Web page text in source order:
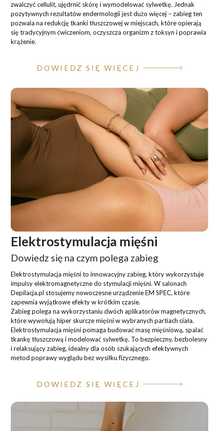
zwalczyć cellulit, ujędrnić skórę i wymodelować sylwetkę. Jednak
pozytywnych rezultatów endermologii jest dużo więcej – zabieg ten
pozwala na redukcję tkanki tłuszczowej w miejscach, które opierają
się tradycyjnym ćwiczeniom, oczyszcza organizm z toksyn i poprawia
krążenie.
DOWIEDZ SIĘ WIĘCEJ
Elektrostymulacja mięśni
Dowiedz się na czym polega zabieg
Elektrostymulacja mięśni to innowacyjny zabieg, który wykorzystuje
impulsy elektromagnetyczne do stymulacji mięśni. W salonach
Depilacja.pl stosujemy nowoczesne urządzenie EM SPEC, które
zapewnia wyjątkowe efekty w krótkim czasie.
Zabieg polega na wykorzystaniu dwóch aplikatorów magnetycznych,
które wywołują hiper skurcze mięśni w wybranych partiach ciała.
Elektrostymulacja mięśni pomaga budować masę mięśniową, spalać
tkankę tłuszczową i modelować sylwetkę. To bezpieczny, bezbolesny
i relaksujący zabieg, idealny dla osób szukających efektywnych
metod poprawy wyglądu bez wysiłku fizycznego.
DOWIEDZ SIĘ WIĘCEJ